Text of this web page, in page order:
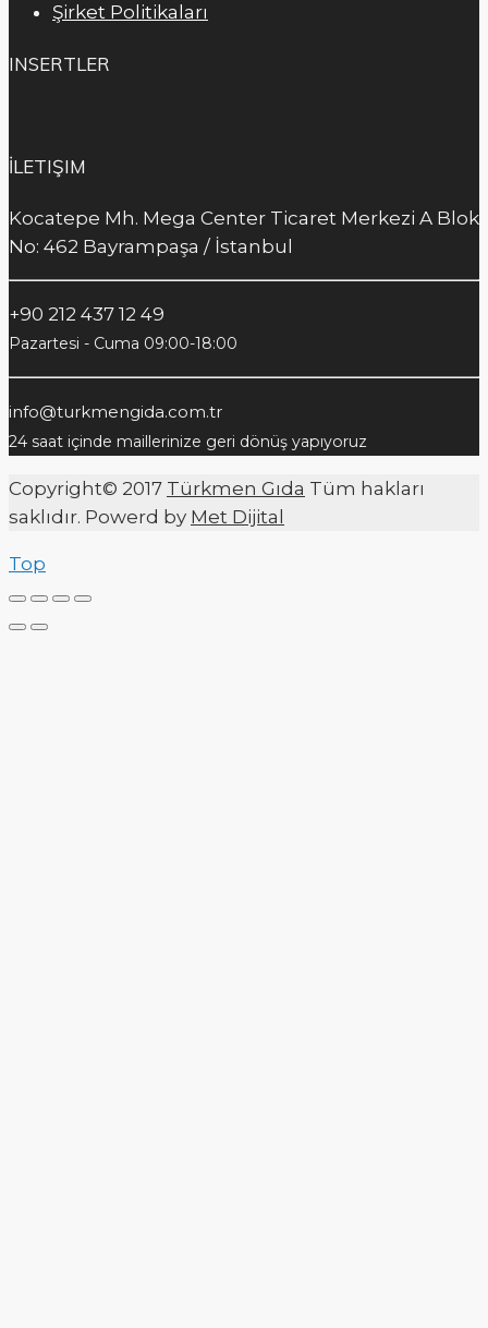
Şirket Politikaları
INSERTLER
İLETIŞIM
Kocatepe Mh. Mega Center Ticaret Merkezi A Blok
No: 462 Bayrampaşa / İstanbul
+90 212 437 12 49
Pazartesi - Cuma 09:00-18:00
info@turkmengida.com.tr
24 saat içinde maillerinize geri dönüş yapıyoruz
Copyright© 2017 Türkmen Gıda Tüm hakları
saklıdır. Powerd by Met Dijital
Top